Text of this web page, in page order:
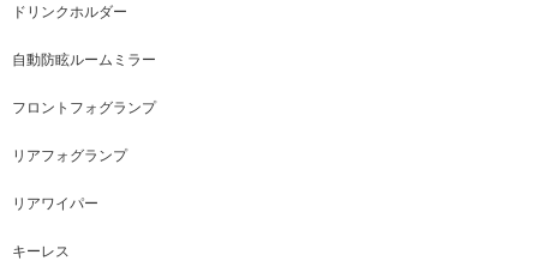
ドリンクホルダー
自動防眩ルームミラー
フロントフォグランプ
リアフォグランプ
リアワイパー
キーレス